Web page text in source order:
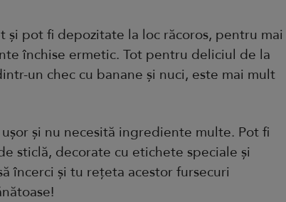
și pot fi depozitate la loc răcoros, pentru mai
închise ermetic. Tot pentru deliciul de la
un chec cu banane și nuci, este mai mult
și nu necesită ingrediente multe. Pot fi
sticlă, decorate cu etichete speciale și
încerci și tu rețeta acestor fursecuri